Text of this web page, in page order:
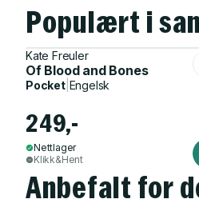
Populært i
Kate Freuler
Of Blood and Bones
Pocket| Engelsk
249,-
Nettlager
Klikk&Hent
Anbefalt for